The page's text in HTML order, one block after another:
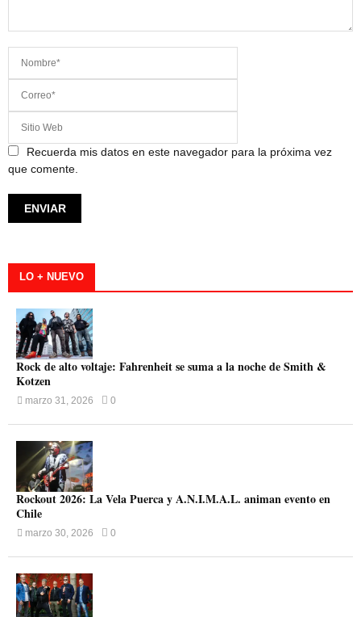
Recuerda mis datos en este navegador para la próxima vez
que comente.
LO + NUEVO
Rock de alto voltaje: Fahrenheit se suma a la noche de Smith &
Kotzen
marzo 31, 2026 0
Rockout 2026: La Vela Puerca y A.N.I.M.A.L. animan evento en
Chile
marzo 30, 2026 0